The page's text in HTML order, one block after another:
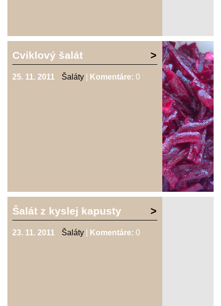
Cviklový šalát
25. 11. 2011 Šaláty Komentáre: 0
Šalát z kyslej kapusty
23. 11. 2011 Šaláty Komentáre: 0